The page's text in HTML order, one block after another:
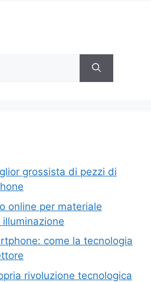
grossista di pezzi di
online per materiale
come la tecnologia
rivoluzione tecnologica